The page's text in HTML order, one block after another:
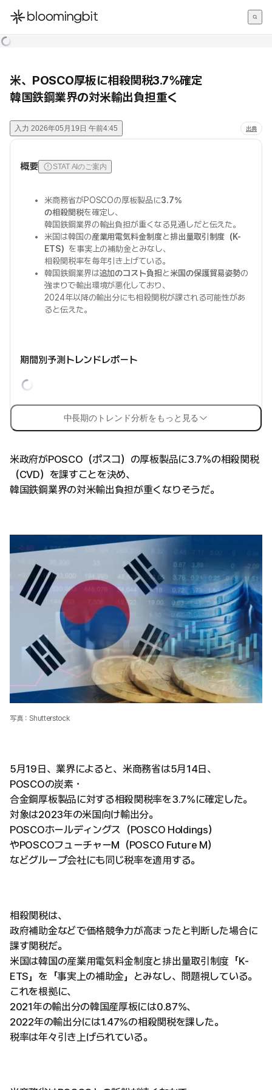
한국어
米、POSCO厚板に相殺関税3.7%確定
韓国鉄鋼業界の対米輸出負担重く
入力 2026年05月19日 午前4:45 出典
概要 STAT AIのご案内
米商務省がPOSCOの厚板製品に3.7%
の相殺関税を確定し、
韓国鉄鋼業界の輸出負担が重くなる見通しだと伝えた。
米国は韓国の産業用電気料金制度と排出量取引制度（K-
ETS） を事実上の補助金とみなし、
相殺関税率を毎年引き上げている。
韓国鉄鋼業界は追加のコスト負担と米国の保護貿易姿勢の
強まりで輸出環境が悪化しており、
2024年以降の輸出分にも相殺関税が課される可能性があ
ると伝えた。
期間別予測トレンドレポート
中長期のトレンド分析をもっと見る
米政府がPOSCO（ポスコ）の厚板製品に3.7%の相殺関税
（CVD）を課すことを決め、
韓国鉄鋼業界の対米輸出負担が重くなりそうだ。
写真：Shutterstock
5月19日、業界によると、米商務省は5月14日、
POSCOの炭素・
合金鋼厚板製品に対する相殺関税率を3.7%に確定した。
対象は2023年の米国向け輸出分。
POSCOホールディングス（POSCO Holdings）
やPOSCOフューチャーM（POSCO Future M）
などグループ会社にも同じ税率を適用する。
相殺関税は、
政府補助金などで価格競争力が高まったと判断した場合に
課す関税だ。
米国は韓国の産業用電気料金制度と排出量取引制度「K-
ETS」を「事実上の補助金」とみなし、問題視している。
これを根拠に、
2021年の輸出分の韓国産厚板には0.87%、
2022年の輸出分には1.47%の相殺関税を課した。
税率は年々引き上げられている。